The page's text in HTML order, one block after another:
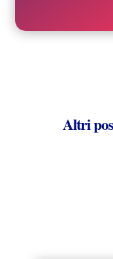
Altri